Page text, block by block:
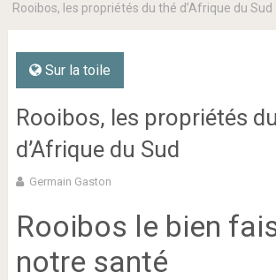
Rooibos, les propriétés du thé d’Afrique du Sud
Sur la toile
Rooibos, les propriétés
d’Afrique du Sud
Germain Gaston
Rooibos le bien
notre santé